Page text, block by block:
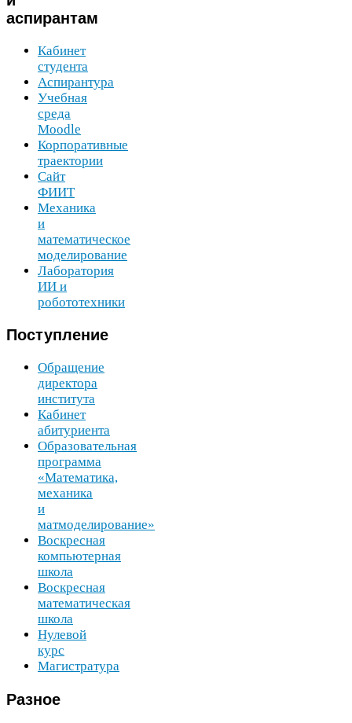
аспирантам
Кабинет
студента
Аспирантура
Учебная
среда
Moodle
Корпоративные
траектории
Сайт
ФИИТ
Механика
и
математическое
моделирование
Лаборатория
ИИ и
робототехники
Поступление
Обращение
директора
института
Кабинет
абитуриента
Образовательная
программа
«Математика,
механика
и
матмоделирование»
Воскресная
компьютерная
школа
Воскресная
математическая
школа
Нулевой
курс
Магистратура
Разное